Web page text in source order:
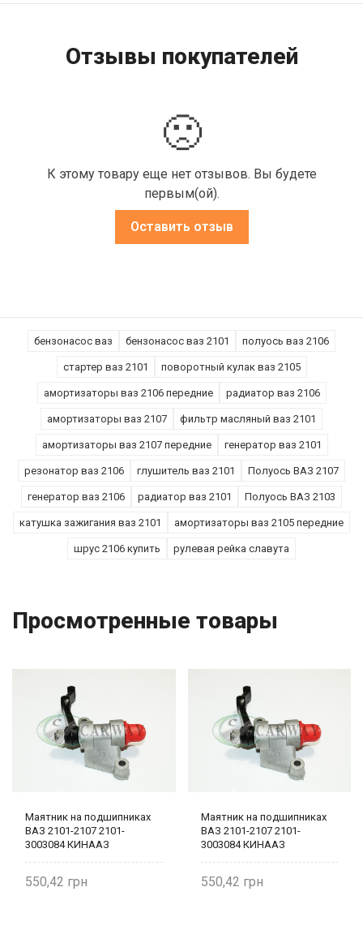
Отзывы покупателей
🙁
К этому товару еще нет отзывов. Вы будете
первым(ой).
Оставить отзыв
бензонасос ваз бензонасос ваз 2101 полуось ваз 2106
стартер ваз 2101 поворотный кулак ваз 2105
амортизаторы ваз 2106 передние радиатор ваз 2106
амортизаторы ваз 2107 фильтр масляный ваз 2101
амортизаторы ваз 2107 передние генератор ваз 2101
резонатор ваз 2106 глушитель ваз 2101 Полуось ВАЗ 2107
генератор ваз 2106 радиатор ваз 2101 Полуось ВАЗ 2103
катушка зажигания ваз 2101 амортизаторы ваз 2105 передние
шрус 2106 купить рулевая рейка славута
Просмотренные товары
Маятник на подшипниках
ВАЗ 2101-2107 2101-
3003084 КИНААЗ
550,42
Маятник на подшипниках
ВАЗ 2101-2107 2101-
3003084 КИНААЗ
550,42